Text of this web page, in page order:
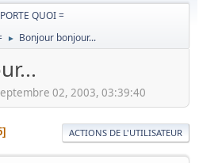
QUOI =
► Bonjour bonjour...
02, 2003, 03:39:40
ACTIONS DE L'UTILISATEUR